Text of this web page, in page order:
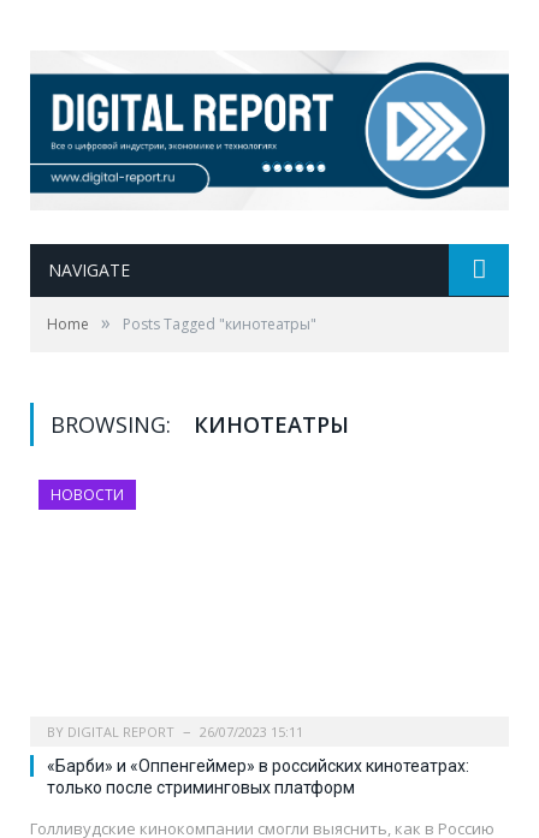
NAVIGATE
Home » Posts Tagged "кинотеатры"
BROWSING: КИНОТЕАТРЫ
НОВОСТИ
BY DIGITAL REPORT 26/07/2023 15:11
«Барби» и «Оппенгеймер» в российских кинотеатрах:
только после стриминговых платформ
Голливудские кинокомпании смогли выяснить, как в Россию